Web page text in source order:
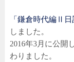
「鎌倉時代編Ⅱ
しました。
2016年3月に公開
わりました。